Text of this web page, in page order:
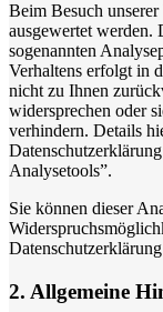
Beim Besuch
ausgewertet werden.
sogenannten
Verhaltens erfolgt in
nicht zu Ihnen
widersprechen oder
verhindern. Details
Analysetools”.
Sie können dieser
2. Allgemeine